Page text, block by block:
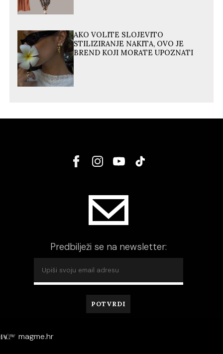
AKO VOLITE SLOJEVITO
STILIZIRANJE NAKITA, OVO JE
BREND KOJI MORATE UPOZNATI
Predbilježi se na newsletter:
magme.hr